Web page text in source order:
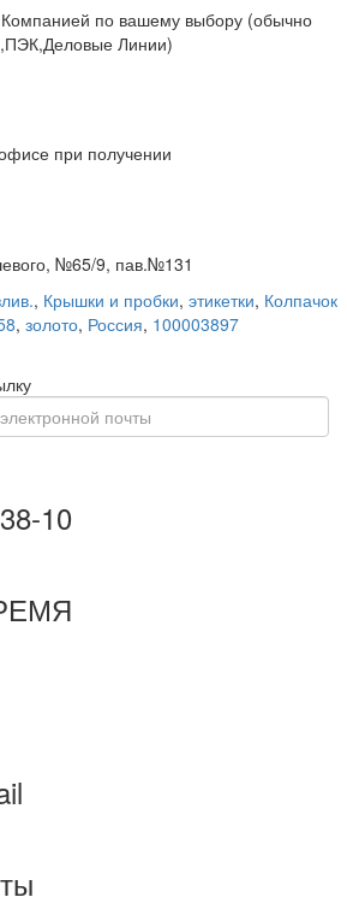
Компанией по вашему выбору (обычно
Линии)
при получении
№65/9, пав.№131
, Крышки и пробки, этикетки, Колпачок
, золото, Россия, 100003897
10